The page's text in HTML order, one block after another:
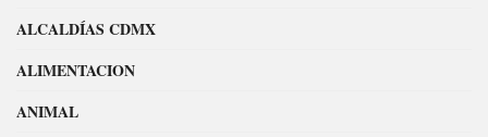
ALCALDÍAS CDMX
ALIMENTACION
ANIMAL